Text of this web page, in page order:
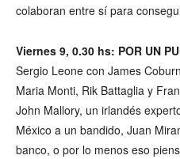
colaboran entre sí para
Viernes 9, 0.30 hs: POR UN
Sergio Leone con James
Maria Monti, Rik Battaglia y
John Mallory, un irlandés
México a un bandido, Juan
banco, o por lo menos eso